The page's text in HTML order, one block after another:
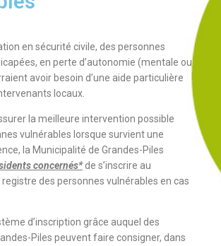
en sécurité civile, des personnes
en perte d’autonomie (mentale ou
avoir besoin d’une aide particulière
locaux.
la meilleure intervention possible
vulnérables lorsque survient une
la Municipalité de Grandes-Piles
concernés*de s’inscrire au
des personnes vulnérables en cas
d’inscription grâce auquel des
Piles peuvent faire consigner, dans